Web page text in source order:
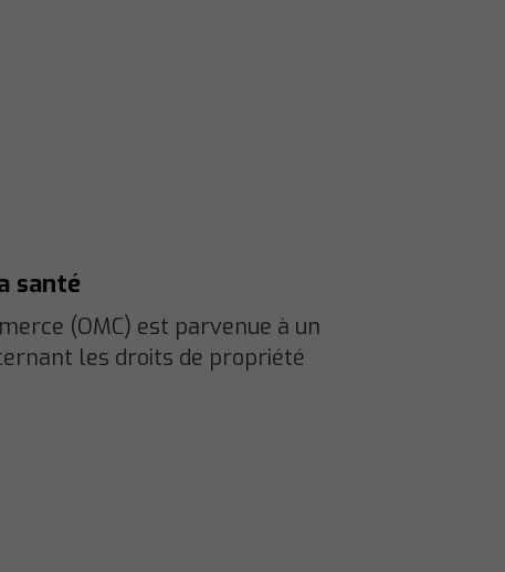
santé
(OMC) est parvenue à un
les droits de propriété